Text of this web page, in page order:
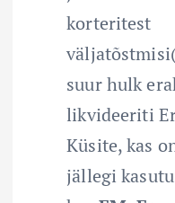
korteritest
suur hulk
likvideeriti
Küsite, kas
jällegi